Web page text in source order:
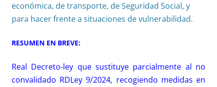
económica, de transporte, de Seguridad Social, y
para hacer frente a situaciones de vulnerabilidad.
RESUMEN EN BREVE:
Real Decreto-ley que sustituye parcialmente al no
convalidado RDLey 9/2024, recogiendo medidas en